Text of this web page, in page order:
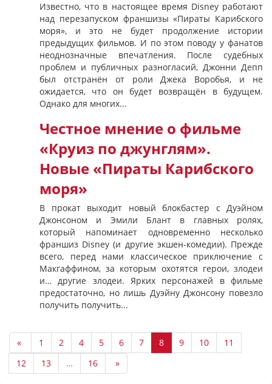
Известно, что в настоящее время Disney работают
над перезапуском франшизы «Пираты Карибского
моря», и это не будет продолжение истории
предыдущих фильмов. И по этом поводу у фанатов
неоднозначные впечатления. После судебных
проблем и публичных разногласий, Джонни Депп
был отстранён от роли Джека Воробья, и не
ожидается, что он будет возвращён в будущем.
Однако для многих...
Честное мнение о фильме
«Круиз по джунглям».
Новые «Пираты Карибского
моря»
В прокат выходит новый блокбастер с Дуэйном
Джонсоном и Эмили Блант в главных ролях,
который напоминает одновременно несколько
франшиз Disney (и другие экшен-комедии). Прежде
всего, перед нами классическое приключение с
Макгаффином, за которым охотятся герои, злодеи
и… другие злодеи. Ярких персонажей в фильме
предостаточно, но лишь Дуэйну Джонсону повезло
получить получить...
« 1 2 4 5 6 7 8 9 10
11
12
13 … 16 »